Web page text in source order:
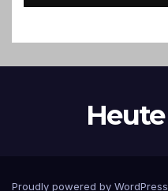
Proudly powered by WordPress